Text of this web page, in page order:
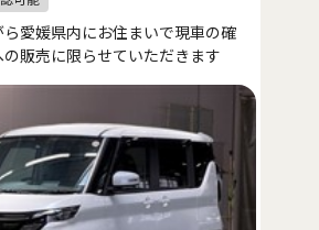
愛媛県内にお住まいで現車の確
販売に限らせていただきます